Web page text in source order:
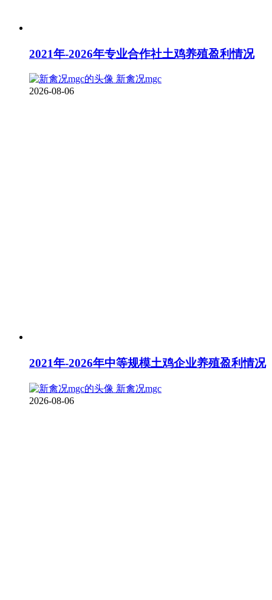
2021年-2026年专业合作社土鸡养殖盈利情况
新禽况mgc
2026-08-06
2021年-2026年中等规模土鸡企业养殖盈利情况
新禽况mgc
2026-08-06